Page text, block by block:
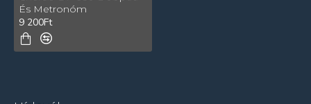
És Metronóm
9 200Ft